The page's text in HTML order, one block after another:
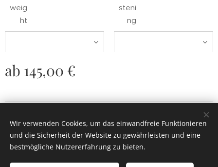
weig
ht
steni
ng
ab 145,00 €
Cookies
Wir verwenden Cookies, um das einwandfreie Funktionieren
und die Sicherheit der Website zu gewährleisten und eine
bestmögliche Nutzererfahrung zu bieten.